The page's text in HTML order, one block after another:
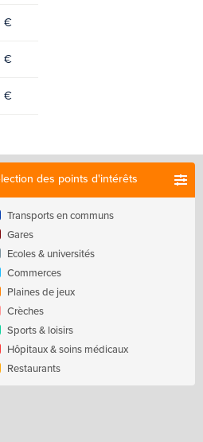
€
€
€
des points d'intérêts
Transports en communs
Gares
Ecoles & universités
Commerces
Plaines de jeux
Crèches
Sports & loisirs
Hôpitaux & soins médicaux
Restaurants